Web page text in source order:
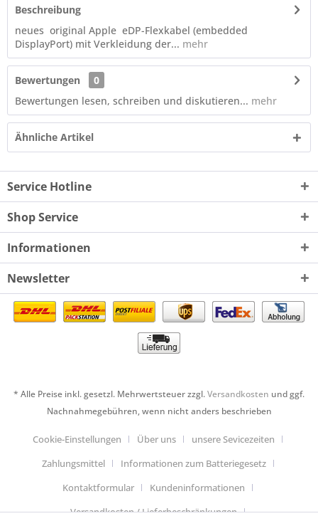
Beschreibung
neues original Apple eDP-Flexkabel (embedded
DisplayPort) mit Verkleidung der... mehr
Bewertungen
0
Bewertungen lesen, schreiben und diskutieren... mehr
Ähnliche Artikel
Service Hotline
Shop Service
Informationen
Newsletter
* Alle Preise inkl. gesetzl. Mehrwertsteuer zzgl.Versandkosten und ggf.
Nachnahmegebühren, wenn nicht anders beschrieben
Cookie-Einstellungen Über uns
unsere Sevicezeiten
Zahlungsmittel
Informationen zum Batteriegesetz
Kontaktformular
Kundeninformationen
Versandkosten / Lieferbeschränkungen